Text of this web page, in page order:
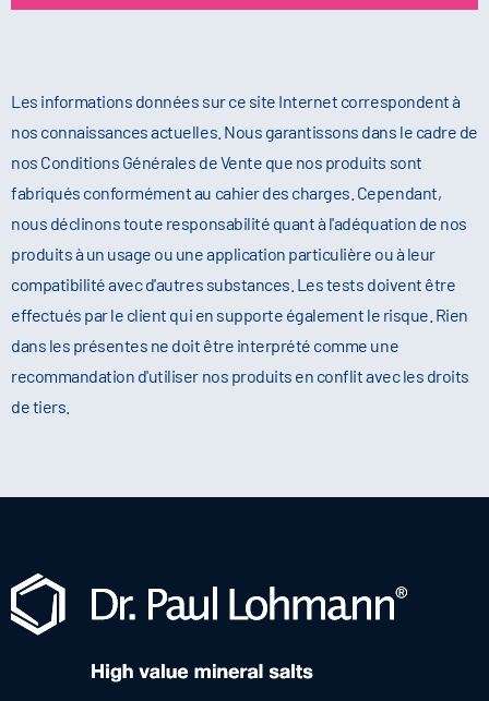
Les informations données sur ce site Internet correspondent à
nos connaissances actuelles. Nous garantissons dans le cadre de
nos Conditions Générales de Vente que nos produits sont
fabriqués conformément au cahier des charges. Cependant,
nous déclinons toute responsabilité quant à l'adéquation de nos
produits à un usage ou une application particulière ou à leur
compatibilité avec d'autres substances. Les tests doivent être
effectués par le client qui en supporte également le risque. Rien
dans les présentes ne doit être interprété comme une
recommandation d'utiliser nos produits en conflit avec les droits
de tiers.